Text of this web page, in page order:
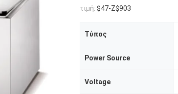
τιμή: $47-Z$903
Τύπος
Power Source
Voltage